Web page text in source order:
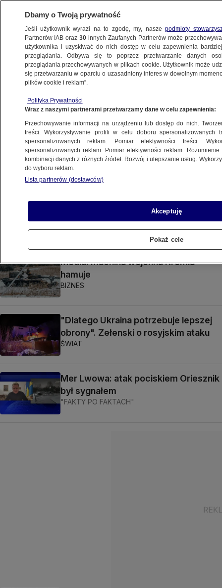
WOJSKO ROSYJSKIE
"Zabijali, niszczyli, gwałcili i rabowali".
Już nie wjadą do tego kraju
ŚWIAT
Nowe informacje po zamachu
w Moskwie
ŚWIAT
Zamach w Moskwie. Generał ciężko
Media: machina wojenna Kremla
hamuje
BIZNES
"Dlatego Ukraina potrzebuje lepszej
obrony". Zełenski o rosyjskim ataku
ŚWIAT
Mer Lwowa: atak pociskiem Oriesznik
był sygnałem
"FAKTY PO FAKTACH"
Dbamy o Twoją prywatność
Jeśli użytkownik wyrazi na to zgodę, my, naszepodmioty
Partnerów IAB oraz30 innych Zaufanych Partnerów może
użytkownika i uzyskiwać do nich dostęp w celu zapewnienia
przeglądania. Odbywa się to poprzez przetwarzanie danych
przeglądania przechowywanych w plikach cookie. Użytkownik może
się przetwarzaniu w oparciu o uzasadniony interes w dowolnym
plików cookie i reklam”.
Polityka Prywatności
Wraz z naszymi partnerami przetwarzamy dane w celu zapewnienia:
Przechowywanie informacji na urządzeniu lub dostęp do nich.
treści. Wykorzystywanie profili w celu doboru spersonalizowanych
spersonalizowanych reklam. Pomiar efektywności treści.
spersonalizowanych reklam. Pomiar efektywności reklam.
kombinacji danych z różnych źródeł. Rozwój i ulepszanie usług.
do wyboru reklam.
Lista partnerów (dostawców)
Akceptuję
Pokaż cele